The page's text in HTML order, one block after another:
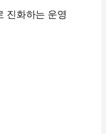
진화하는 운영